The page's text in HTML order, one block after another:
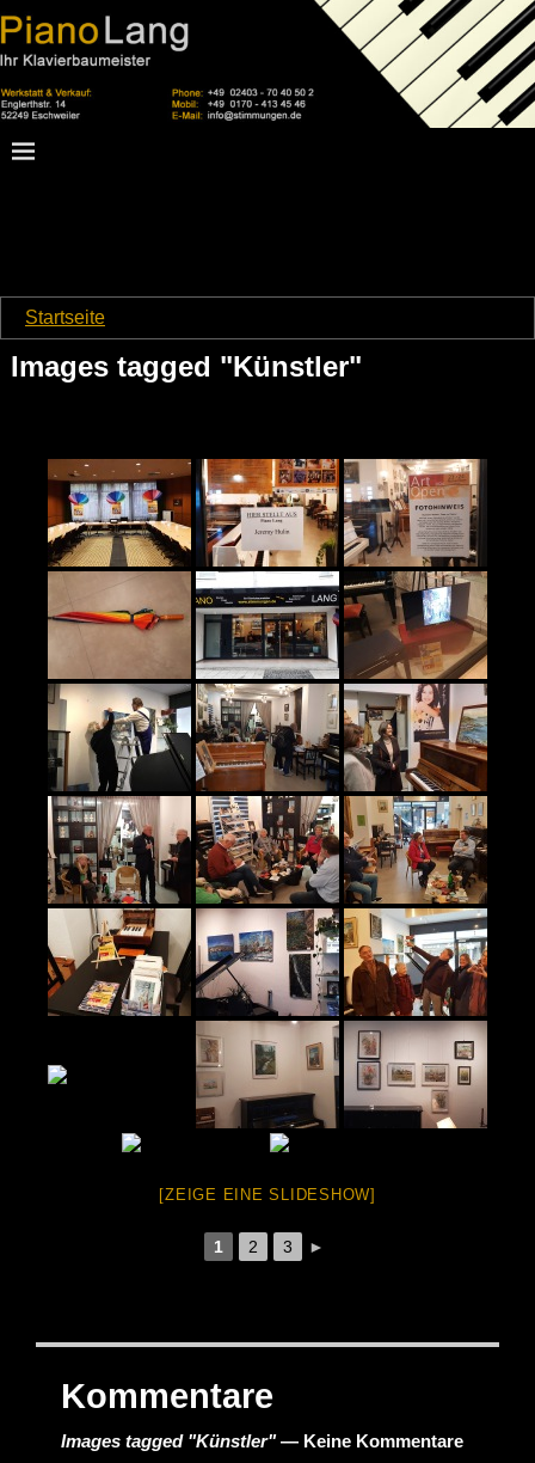
Startseite
Images tagged "Künstler"
[ZEIGE EINE SLIDESHOW]
1 2 3 ►
Kommentare
Images tagged "Künstler"— Keine Kommentare